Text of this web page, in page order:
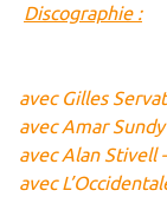
Discographie :
avec Gilles
avec Amar
avec Alan Stivell
avec